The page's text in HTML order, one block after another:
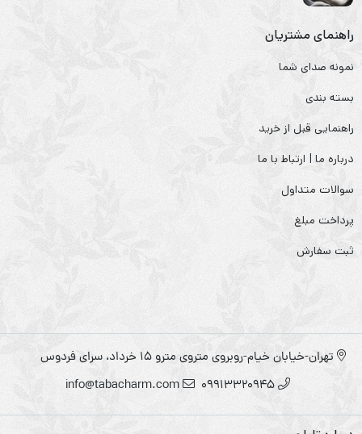
راهنمای مشتریان
نمونه صدای شما
بسته بندی
راهنمایی قبل از خرید
درباره ما | ارتباط با ما
سوالات متداول
پرداخت مبلغ
ثبت سفارش
تهران-خیابان خیام-روبروی متروی مترو ۱۵ خرداد، سرای فردوس
09913320945
info@tabacharm.com